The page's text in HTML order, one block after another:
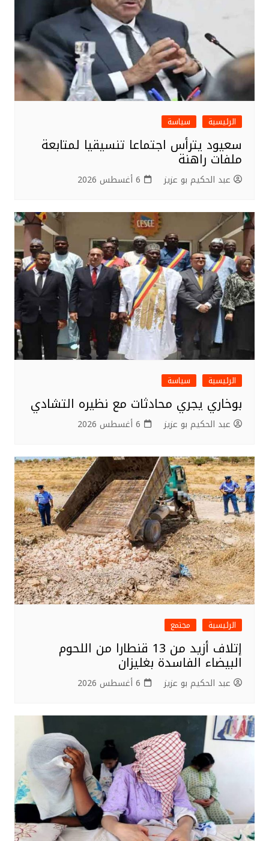
الرئيسية سياسة
سعيود يترأس اجتماعا تنسيقيا لمتابعة
ملفات راهنة
عبد الحكيم بو عزيز 6 أغسطس 2026
الرئيسية سياسة
بوخاري يجري محادثات مع نظيره التشادي
عبد الحكيم بو عزيز 6 أغسطس 2026
الرئيسية مجتمع
إتلاف أزيد من 13 قنطارا من اللحوم
البيضاء الفاسدة بغليزان
عبد الحكيم بو عزيز 6 أغسطس 2026